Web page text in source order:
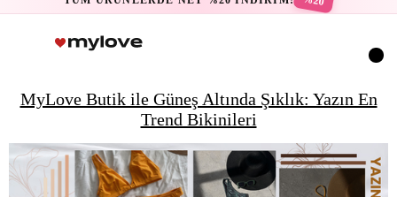
MyLove Butik ile Güneş Altında Şıklık: Yazın En
Trend Bikinileri